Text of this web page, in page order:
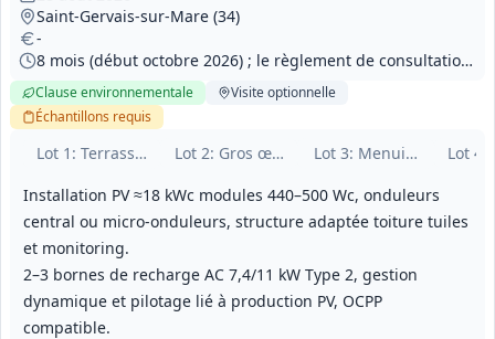
Lot 1 : Terrassement et VRD
Lot 2: Gros œuvre Lot 3: MenuiseriesLot 4
Installation PV ≈18 kWc modules 440–500 Wc, onduleurs
central ou micro-onduleurs, structure adaptée toiture tuiles
et monitoring.
2–3 bornes de recharge AC 7,4/11 kW Type 2, gestion
dynamique et pilotage lié à production PV, OCPP
compatible.
Saint-Gervais-sur-Mare (34)
-
8 mois (début octobre 2026) ; le règlement de consultation indique un délai maximum autorisé de 7 mois (incohérence à noter)
Clause environnementale Visiteoptionnelle
Échantillons requis